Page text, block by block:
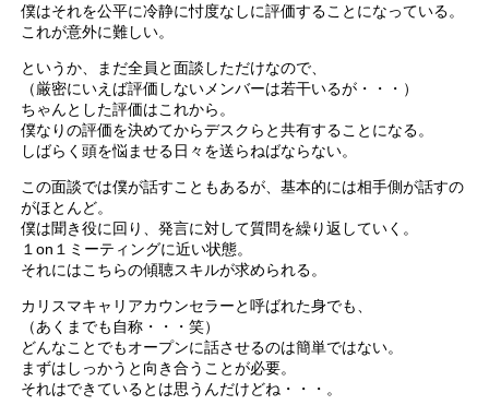
僕はそれを公平に冷静に忖度なしに評価することになっている。
これが意外に難しい。
というか、まだ全員と面談しただけなので、
（厳密にいえば評価しないメンバーは若干いるが・・・）
ちゃんとした評価はこれから。
僕なりの評価を決めてからデスクらと共有することになる。
しばらく頭を悩ませる日々を送らねばならない。
この面談では僕が話すこともあるが、基本的には相手側が話すの
がほとんど。
僕は聞き役に回り、発言に対して質問を繰り返していく。
１on１ミーティングに近い状態。
それにはこちらの傾聴スキルが求められる。
カリスマキャリアカウンセラーと呼ばれた身でも、
（あくまでも自称・・・笑）
どんなことでもオープンに話させるのは簡単ではない。
まずはしっかうと向き合うことが必要。
それはできているとは思うんだけどね・・・。